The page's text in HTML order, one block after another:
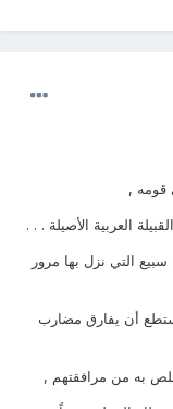
,
العربية الأصيلة . . .
التي نزل بها مرور
أن يفارق مضارب
به من مرافقتهم ,